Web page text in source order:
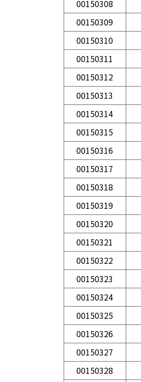
00150308
00150309
00150310
00150311
00150312
00150313
00150314
00150315
00150316
00150317
00150318
00150319
00150320
00150321
00150322
00150323
00150324
00150325
00150326
00150327
00150328